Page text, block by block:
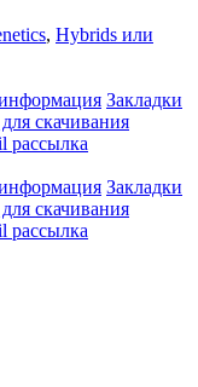
, Hybrids или
Закладки
скачивания
рассылка
Закладки
скачивания
рассылка